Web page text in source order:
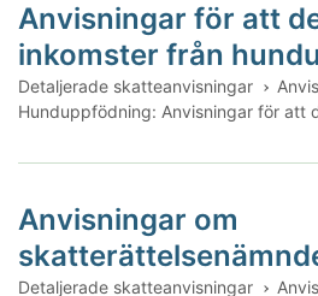
Anvisningar för att
inkomster från
Detaljerade skatteanvisningar
Hunduppfödning: Anvisningar för att
Anvisningar om
Detaljerade skatteanvisningar